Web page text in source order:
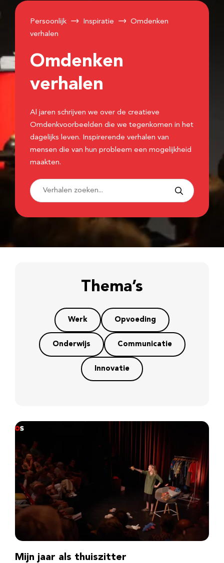
Persoonlijk Inspiratie
Omdenken
verhalen
Omdenken
verhalen
Al jaren schrijven we over de creatieve
Omdenkvoorbeelden die we tegenkomen in het
dagelijks leven. Inspirerende verhalen van
mensen die van hun probleem een mogelijkheid
maakten.
Thema’s
Werk Opvoeding
Onderwijs Communicatie
Innovatie
Mijn jaar als thuiszitter